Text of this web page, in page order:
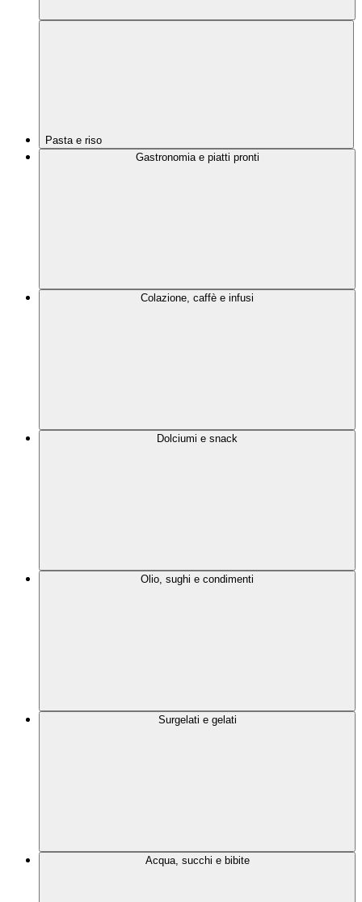
Pasta e riso
Gastronomia e piatti pronti
Colazione, caffè e infusi
Dolciumi e snack
Olio, sughi e condimenti
Surgelati e gelati
Acqua, succhi e bibite